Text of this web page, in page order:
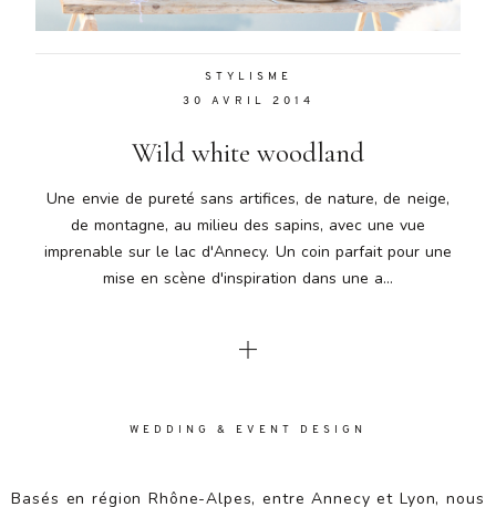
STYLISME
30 AVRIL 2014
Wild white woodland
Une envie de pureté sans artifices, de nature, de neige,
de montagne, au milieu des sapins, avec une vue
imprenable sur le lac d'Annecy. Un coin parfait pour une
mise en scène d'inspiration dans une a...
WEDDING & EVENT DESIGN
Basés en région Rhône-Alpes, entre Annecy et Lyon, nous